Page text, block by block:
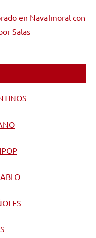
en Navalmoral con
Salas